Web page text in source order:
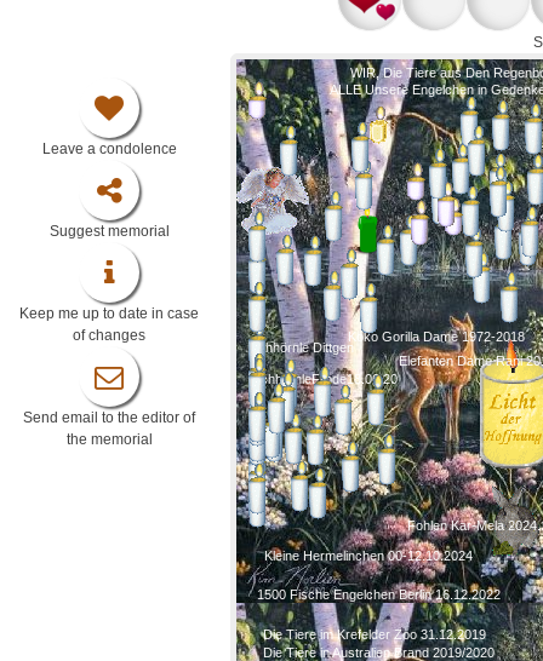
Leave a condolence
Suggest memorial
Keep me up to date in case
of changes
Send email to the editor of
the memorial
Eichhörnle Dittgen
ALLE Unsere Engelchen in
WIR, Die Tiere aus Den
Koko Gorilla Dame 1972-2018
Elefanten Dame Rani
Die Tiere im Krefelder Zoo 31.12.2019
Die Tiere in Australien Brand 2019/2020
EichhörnleFrode18.06.20
1500 Fische Engelchen Berlin 16.12.2022
Kleine Hermelinchen 00-12.10.2024
Fohlen Kar-Mela